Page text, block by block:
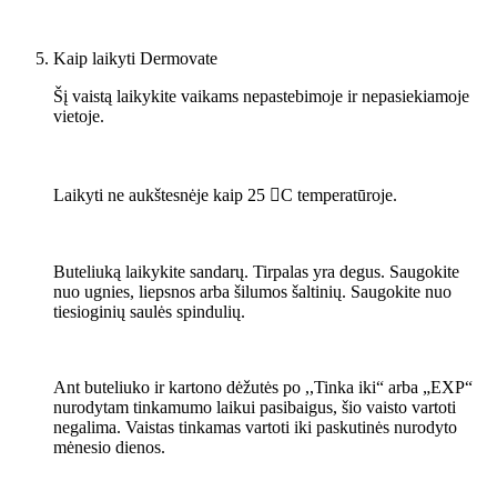
Kaip laikyti Dermovate
Šį vaistą laikykite vaikams nepastebimoje ir nepasiekiamoje
vietoje.
Laikyti ne aukštesnėje kaip 25 C temperatūroje.
Buteliuką laikykite sandarų. Tirpalas yra degus. Saugokite
nuo ugnies, liepsnos arba šilumos šaltinių. Saugokite nuo
tiesioginių saulės spindulių.
Ant buteliuko ir kartono dėžutės po ,,Tinka iki“ arba „EXP“
nurodytam tinkamumo laikui pasibaigus, šio vaisto vartoti
negalima. Vaistas tinkamas vartoti iki paskutinės nurodyto
mėnesio dienos.